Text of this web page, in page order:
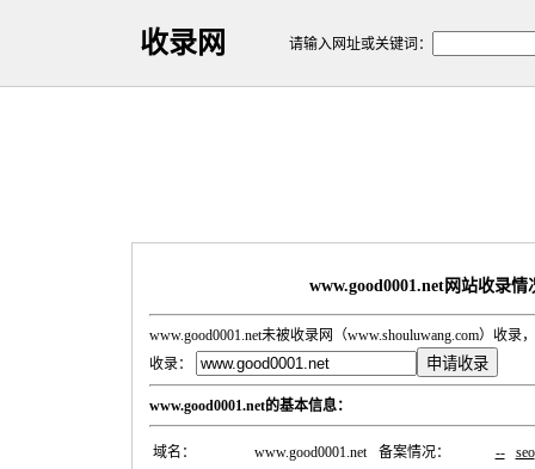
收录网 请输入网址或关键词：
www.good0001.net网站收录情
www.good0001.net未被收录网（www.shouluwang.com）收
收录：
www.good0001.net的基本信息：
域名： www.good0001.net 备案情况： -- seo